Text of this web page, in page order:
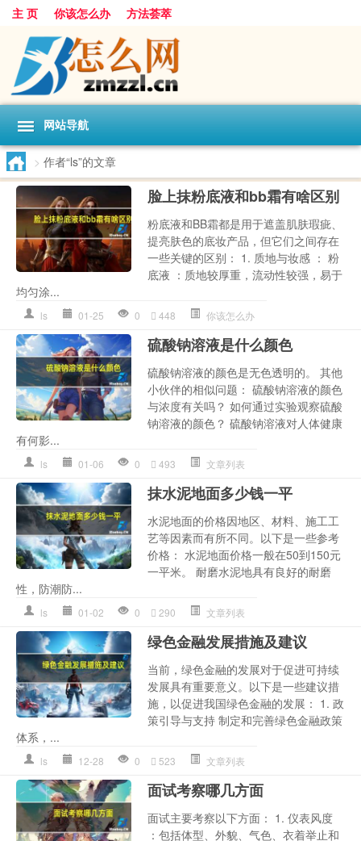
主 页 你该怎么办 方法荟萃
网站导航
> 作者“ls”的文章
脸上抹粉底液和bb霜有啥区别
粉底液和BB霜都是用于遮盖肌肤瑕疵、
提亮肤色的底妆产品，但它们之间存在
一些关键的区别： 1. 质地与妆感 ： 粉
底液 ：质地较厚重，流动性较强，易于
均匀涂...
ls 01-25 0 448 你该怎么办
硫酸钠溶液是什么颜色
硫酸钠溶液的颜色是无色透明的。 其他
小伙伴的相似问题： 硫酸钠溶液的颜色
与浓度有关吗？ 如何通过实验观察硫酸
钠溶液的颜色？ 硫酸钠溶液对人体健康
有何影...
ls 01-06 0 493 文章列表
抹水泥地面多少钱一平
水泥地面的价格因地区、材料、施工工
艺等因素而有所不同。以下是一些参考
价格： 水泥地面价格一般在50到150元
一平米。 耐磨水泥地具有良好的耐磨
性，防潮防...
ls 01-02 0 290 文章列表
绿色金融发展措施及建议
当前，绿色金融的发展对于促进可持续
发展具有重要意义。以下是一些建议措
施，以促进我国绿色金融的发展： 1. 政
策引导与支持 制定和完善绿色金融政策
体系，...
ls 12-28 0 523 文章列表
面试考察哪几方面
面试主要考察以下方面： 1. 仪表风度
：包括体型、外貌、气色、衣着举止和